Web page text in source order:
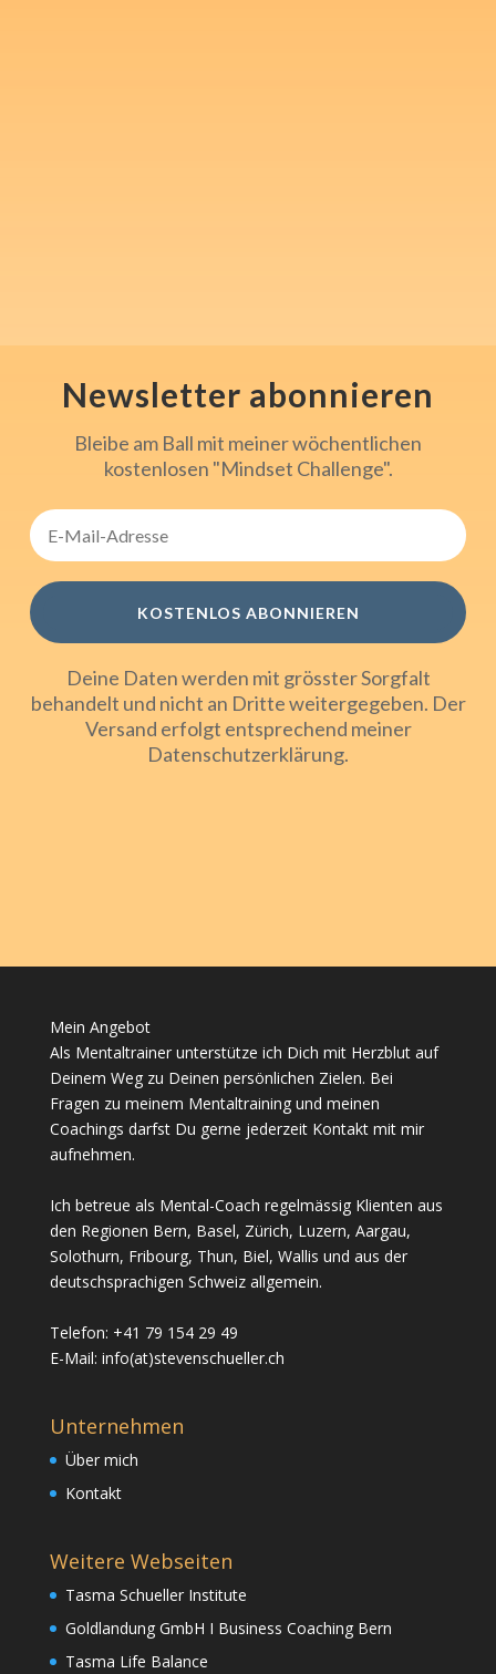
Newsletter abonnieren
Bleibe am Ball mit meiner wöchentlichen
kostenlosen "Mindset Challenge".
KOSTENLOS ABONNIEREN
Deine Daten werden mit grösster Sorgfalt
behandelt und nicht an Dritte weitergegeben. Der
Versand erfolgt entsprechend meiner
Datenschutzerklärung.
Mein Angebot
Als Mentaltrainer unterstütze ich Dich mit Herzblut auf
Deinem Weg zu Deinen persönlichen Zielen. Bei
Fragen zu meinem Mentaltraining und meinen
Coachings darfst Du gerne jederzeit Kontakt mit mir
aufnehmen.
Ich betreue als Mental-Coach regelmässig Klienten aus
den Regionen Bern, Basel, Zürich, Luzern, Aargau,
Solothurn, Fribourg, Thun, Biel, Wallis und aus der
deutschsprachigen Schweiz allgemein.
Telefon: +41 79 154 29 49
E-Mail: info(at)stevenschueller.ch
Unternehmen
Über mich
Kontakt
Weitere Webseiten
Tasma Schueller Institute
Goldlandung GmbH I Business Coaching Bern
Tasma Life Balance